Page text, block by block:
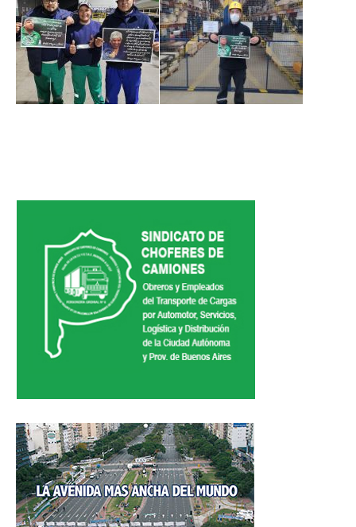
Afiliación Plan materno
Otros trámites
Discapacidad: presupuesto / requisitos 2026